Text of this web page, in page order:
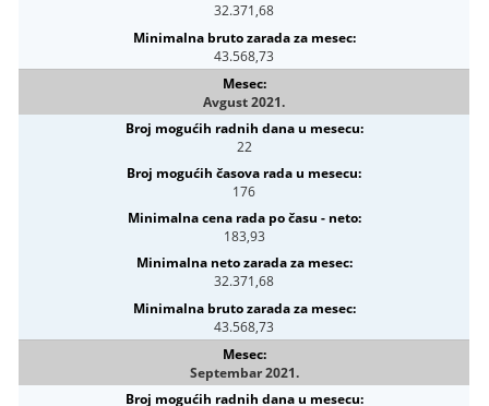
32.371,68
43.568,73
Avgust 2021.
22
176
183,93
32.371,68
43.568,73
Septembar 2021.